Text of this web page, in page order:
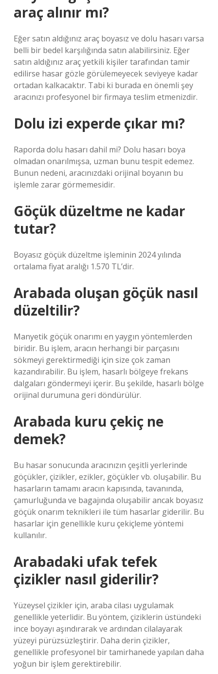
araç alınır mı?
Eğer satın aldığınız araç boyasız ve dolu hasarı varsa
belli bir bedel karşılığında satın alabilirsiniz. Eğer
satın aldığınız araç yetkili kişiler tarafından tamir
edilirse hasar gözle görülemeyecek seviyeye kadar
ortadan kalkacaktır. Tabi ki burada en önemli şey
aracınızı profesyonel bir firmaya teslim etmenizdir.
Dolu izi experde çıkar mı?
Raporda dolu hasarı dahil mi? Dolu hasarı boya
olmadan onarılmışsa, uzman bunu tespit edemez.
Bunun nedeni, aracınızdaki orijinal boyanın bu
işlemle zarar görmemesidir.
Göçük düzeltme ne kadar
tutar?
Boyasız göçük düzeltme işleminin 2024 yılında
ortalama fiyat aralığı 1.570 TL’dir.
Arabada oluşan göçük nasıl
düzeltilir?
Manyetik göçük onarımı en yaygın yöntemlerden
biridir. Bu işlem, aracın herhangi bir parçasını
sökmeyi gerektirmediği için size çok zaman
kazandırabilir. Bu işlem, hasarlı bölgeye frekans
dalgaları göndermeyi içerir. Bu şekilde, hasarlı bölge
orijinal durumuna geri döndürülür.
Arabada kuru çekiç ne
demek?
Bu hasar sonucunda aracınızın çeşitli yerlerinde
göçükler, çizikler, ezikler, göçükler vb. oluşabilir. Bu
hasarların tamamı aracın kapısında, tavanında,
çamurluğunda ve bagajında ​​oluşabilir ancak boyasız
göçük onarım teknikleri ile tüm hasarlar giderilir. Bu
hasarlar için genellikle kuru çekiçleme yöntemi
kullanılır.
Arabadaki ufak tefek
çizikler nasıl giderilir?
Yüzeysel çizikler için, araba cilası uygulamak
genellikle yeterlidir. Bu yöntem, çiziklerin üstündeki
ince boyayı aşındırarak ve ardından cilalayarak
yüzeyi pürüzsüzleştirir. Daha derin çizikler,
genellikle profesyonel bir tamirhanede yapılan daha
yoğun bir işlem gerektirebilir.